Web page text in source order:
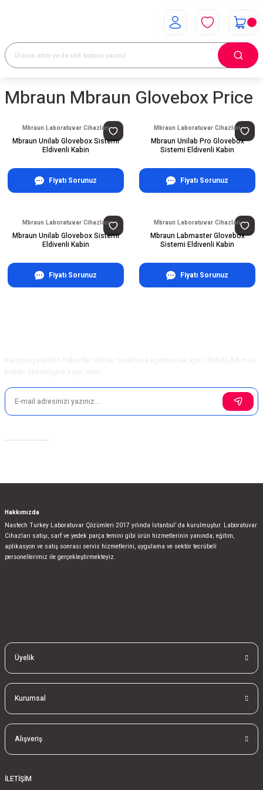
Mbraun Mbraun Glovebox Price
Mbraun Laboratuvar Cihazları
Mbraun Unilab Glovebox Sistemi
Eldivenli Kabin
Fiyatı Sorunuz
Mbraun Laboratuvar Cihazları
Mbraun Unilab Pro Glovebox
Sistemi Eldivenli Kabin
Fiyatı Sorunuz
Mbraun Laboratuvar Cihazları
Mbraun Unilab Glovebox Sistemi
Eldivenli Kabin
Fiyatı Sorunuz
Mbraun Laboratuvar Cihazları
Mbraun Labmaster Glovebox
Sistemi Eldivenli Kabin
Fiyatı Sorunuz
Hakkımızda
Nastech Turkey Laboratuvar Çözümleri 2017 yılında İstanbul’ da kurulmuştur. Laboratuvar
Cihazları satışı, sarf ve yedek parça temini gibi ürün hizmetlerinin yanında; eğitim,
aplikasyon ve satış sonrası servis hizmetlerini, uygulama ve sektör tecrübeli
personellerimiz ile gerçekleştirmekteyiz.
Üyelik
Kurumsal
Alışveriş
İLETİŞİM